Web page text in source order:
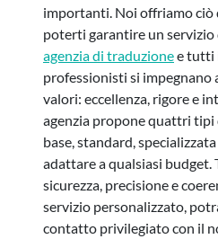
importanti. Noi offriamo ciò
poterti garantire un servizio
agenzia di traduzionee tutti
professionisti si impegnano
valori: eccellenza, rigore e
agenzia propone quattri
base, standard,
adattare a qualsiasi budget.
sicurezza, precisione e
servizio personalizzato,
contatto privilegiato con il